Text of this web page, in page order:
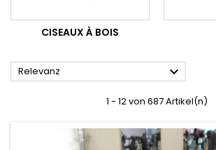
CISEAUX À BOIS
Relevanz 
1 - 12 von 687 Artikel(n)